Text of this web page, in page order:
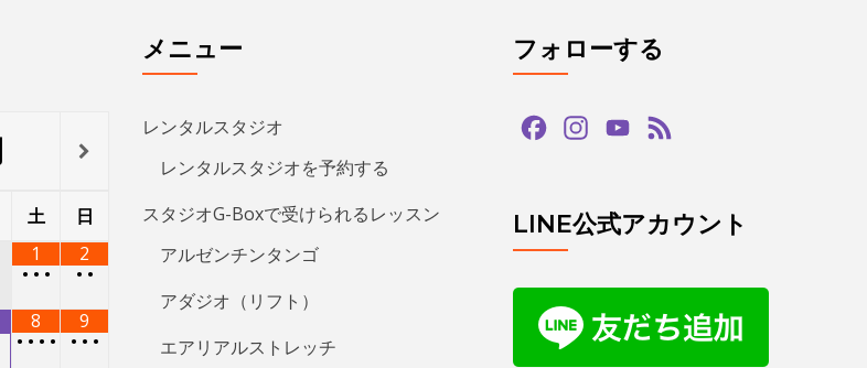
土
日
1
• • •
2
• •
8
• • • •
9
• • •
メニュー
レンタルスタジオ
レンタルスタジオを予約する
スタジオG-Boxで受けられるレッスン
アルゼンチンタンゴ
アダジオ（リフト）
エアリアルストレッチ
フォローする
FacebookInstagramYouTube
LINE公式アカウント